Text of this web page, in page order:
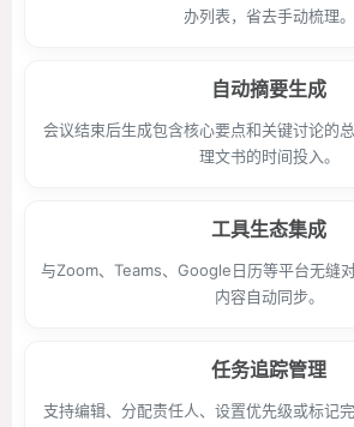
办列表，省去手动梳理。
自动摘要生成
会议结束后生成包含核心要点和关键讨论的
理文书的时间投入。
工具生态集成
与Zoom、Teams、Google日历等平台无缝
内容自动同步。
任务追踪管理
支持编辑、分配责任人、设置优先级或标记